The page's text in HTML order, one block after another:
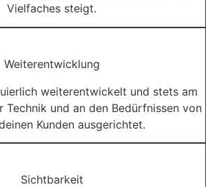
Vielfaches steigt.
Weiterentwicklung
weiterentwickelt und stets am
Technik und an den Bedürfnissen von
Kunden ausgerichtet.
Sichtbarkeit